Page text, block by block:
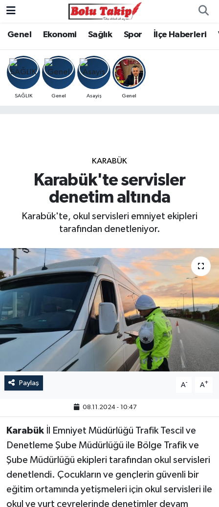
Genel Ekonomi Sağlık Spor İlçe Haberleri
SAĞLIK Genel Asayiş Genel
KARABÜK
Karabük'te servisler
denetim altında
Karabük'te, okul servisleri emniyet ekipleri
tarafından denetleniyor.
Paylaş A- A+
08.11.2024 - 10:47
Karabükİl Emniyet Müdürlüğü Trafik Tescil ve
Denetleme Şube Müdürlüğü ile Bölge Trafik ve
Şube Müdürlüğü ekipleri tarafından okul servisleri
denetlendi. Çocukların ve gençlerin güvenli bir
eğitim ortamında yetişmeleri için okul servisleri ile
okul ve yurt çevrelerinde denetimler devam